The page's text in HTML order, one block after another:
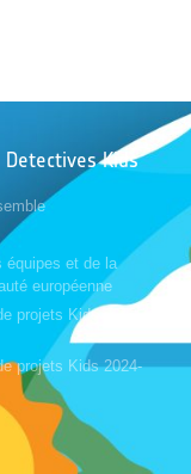
Detectives Kids
équipes et de la
européenne
projets Kids 2023-
projets Kids 2024-